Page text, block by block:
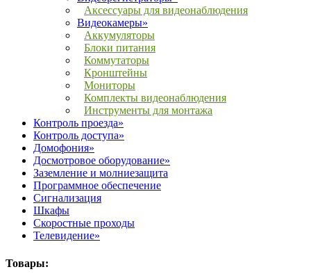
Аксессуары для видеонаблюдения
Видеокамеры»
Аккумуляторы
Блоки питания
Коммутаторы
Кронштейны
Мониторы
Комплекты видеонаблюдения
Инструменты для монтажа
Контроль проезда»
Контроль доступа»
Домофония»
Досмотровое оборудование»
Заземление и молниезащита
Программное обеспечение
Сигнализация
Шкафы
Скоростные проходы
Телевидение»
Товары: